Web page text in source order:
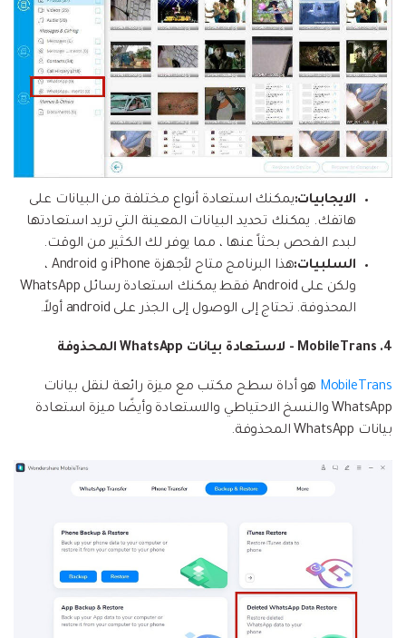
الايجابيات:يمكنك استعادة أنواع مختلفة من البيانات على
هاتفك. يمكنك تحديد البيانات المعينة التي تريد استعادتها
لبدء الفحص بحثاً عنها ، مما يوفر لك الكثير من الوقت.
السلبيات:
هذا البرنامج متاح لأجهزة iPhone و Android ،
ولكن على Android فقط يمكنك استعادة رسائل WhatsApp
المحذوفة. تحتاج إلى الوصول إلى الجذر على android أولاً.
4. MobileTrans - لاستعادة بيانات WhatsApp المحذوفة
MobileTrans هو أداة سطح مكتب مع ميزة رائعة لنقل بيانات
WhatsApp والنسخ الاحتياطي والاستعادة وأيضًا ميزة استعادة
بيانات WhatsApp المحذوفة.